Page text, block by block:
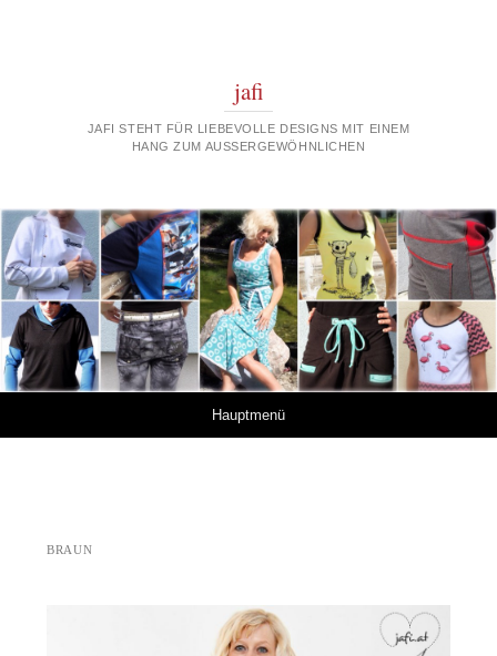
jafi
JAFI STEHT FÜR LIEBEVOLLE DESIGNS MIT EINEM
HANG ZUM AUSSERGEWÖHNLICHEN
Hauptmenü
BRAUN